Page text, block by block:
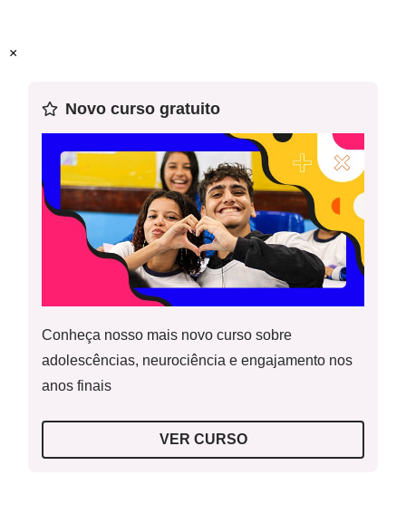
Luciana Maria de Jesus Baptista Gomes
Mentor:Aline Mendes Geraldi
Especialista:Juliane Marques de Souza
×
Novo curso gratuito
Conheça nosso mais novo curso sobre
adolescências, neurociência e engajamento nos
anos finais
VER CURSO